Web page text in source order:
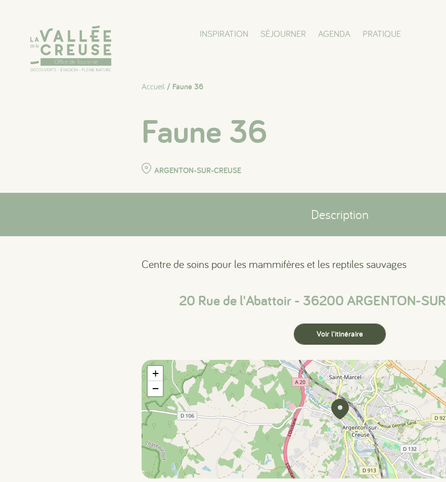
INSPIRATION SÉJOURNER AGENDA PRATIQUE
Accueil / Faune 36
Faune 36
ARGENTON-SUR-CREUSE
Description
Centre de soins pour les mammifères et les reptiles sauvages
20 Rue de l'Abattoir - 36200 ARGENTON-
Voir l'itinéraire
+
−